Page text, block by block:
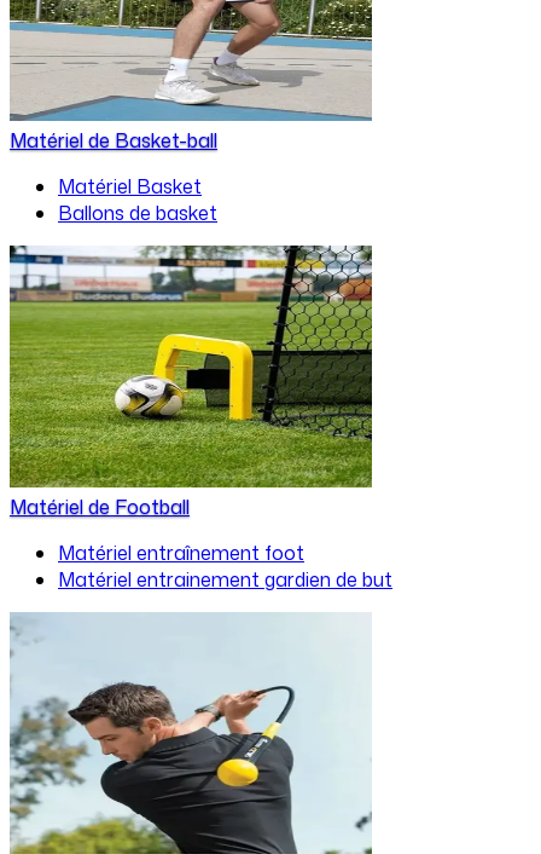
Matériel de Basket-ball
Matériel Basket
Ballons de basket
Matériel de Football
Matériel entraînement foot
Matériel entrainement gardien de but